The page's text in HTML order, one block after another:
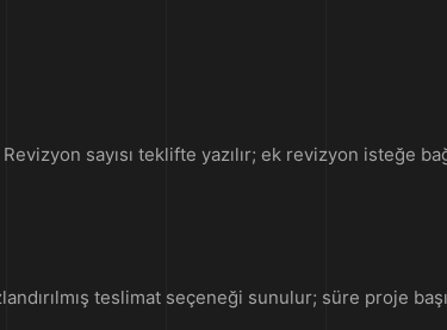
sayısı teklifte yazılır; ek revizyon isteğe
teslimat seçeneği sunulur; süre proje